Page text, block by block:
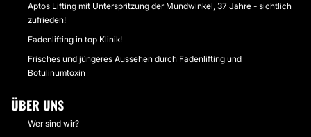
Aptos Lifting mit Unterspritzung der Mundwinkel, 37 Jahre - sichtlich
zufrieden!
Fadenlifting in top Klinik!
Frisches und jüngeres Aussehen durch Fadenlifting und
Botulinumtoxin
ÜBER UNS
Wer sind wir?